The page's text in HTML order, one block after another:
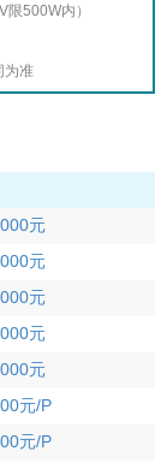
限500W内）
为准
元
元
元
元
元
元/P
元/P